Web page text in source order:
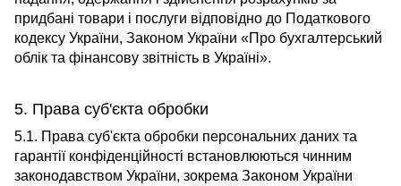
придбані товари і послуги відповідно до Податкового
кодексу України, Законом України «Про бухгалтерський
облік та фінансову звітність в Україні».
5. Права суб'єкта обробки
5.1. Права суб'єкта обробки персональних даних та
гарантії конфіденційності встановлюються чинним
законодавством України, зокрема Законом України